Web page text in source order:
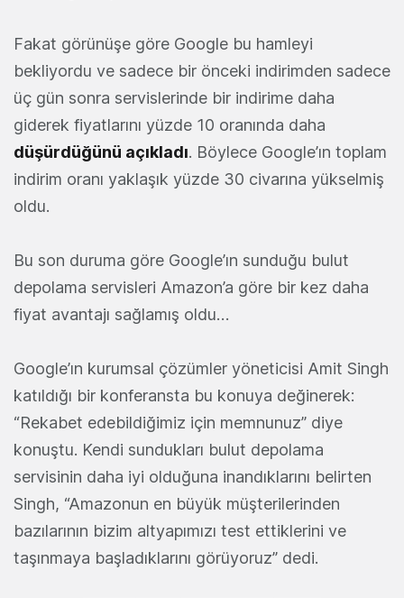
Fakat görünüşe göre Google bu hamleyi
bekliyordu ve sadece bir önceki indirimden sadece
üç gün sonra servislerinde bir indirime daha
giderek fiyatlarını yüzde 10 oranında daha
düşürdüğünü açıkladı. Böylece Google’ın toplam
indirim oranı yaklaşık yüzde 30 civarına yükselmiş
oldu.
Bu son duruma göre Google’ın sunduğu bulut
depolama servisleri Amazon’a göre bir kez daha
fiyat avantajı sağlamış oldu…
Google’ın kurumsal çözümler yöneticisi Amit Singh
katıldığı bir konferansta bu konuya değinerek:
“Rekabet edebildiğimiz için memnunuz” diye
konuştu. Kendi sundukları bulut depolama
servisinin daha iyi olduğuna inandıklarını belirten
Singh, “Amazonun en büyük müşterilerinden
bazılarının bizim altyapımızı test ettiklerini ve
taşınmaya başladıklarını görüyoruz” dedi.